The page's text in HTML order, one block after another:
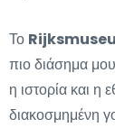
Το
πιο διάσημα
η ιστορία και η
διακοσμημένη